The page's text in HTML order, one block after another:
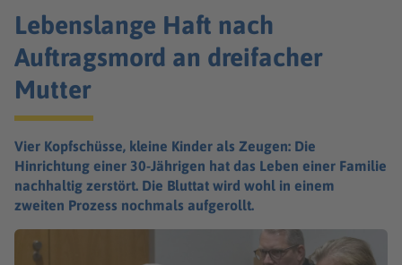
Lebenslange Haft nach
Auftragsmord an dreifacher
Mutter
Vier Kopfschüsse, kleine Kinder als Zeugen: Die
Hinrichtung einer 30-Jährigen hat das Leben einer Familie
nachhaltig zerstört. Die Bluttat wird wohl in einem
zweiten Prozess nochmals aufgerollt.